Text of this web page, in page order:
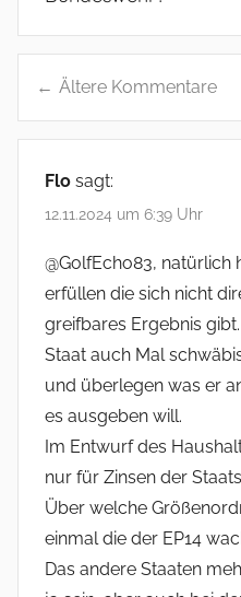
K
e
n
t
a
r
n
a
v
Ältere Kommentare
Flo sagt:
12.11.2024 um 6:39 Uhr
@GolfEcho83, natürlich
erfüllen die sich nicht
greifbares Ergebnis
Staat auch Mal
und überlegen was er
es ausgeben will.
Im Entwurf des
nur für Zinsen der
Über welche
einmal die der EP14
Das andere Staaten